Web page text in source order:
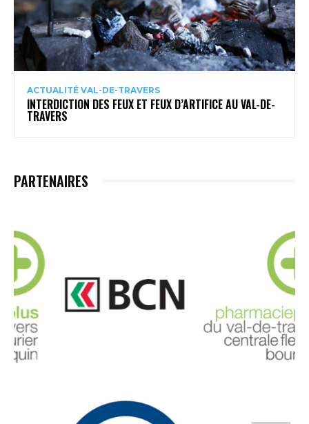
ACTUALITÉ VAL-DE-TRAVERS
INTERDICTION DES FEUX ET FEUX D’ARTIFICE AU VAL-DE-
TRAVERS
PARTENAIRES